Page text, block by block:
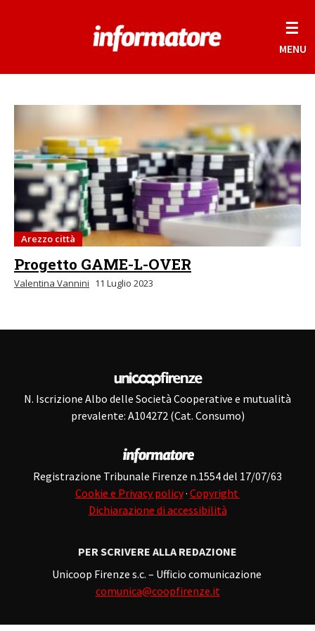
☰
MENU
Arezzo città
Progetto GAME-L-OVER
Valentina Vannini 11 Luglio 2023
N. Iscrizione Albo delle Società Cooperative e mutualità
prevalente: A104272 (Cat. Consumo)
Registrazione Tribunale Firenze n.1554 del 17/07/63
Cookie e Privacy policy· Copyright
Dichiarazione di accessibilità
PER SCRIVERE ALLA REDAZIONE
Unicoop Firenze s.c. – Ufficio comunicazione
comunica@coopfirenze.it